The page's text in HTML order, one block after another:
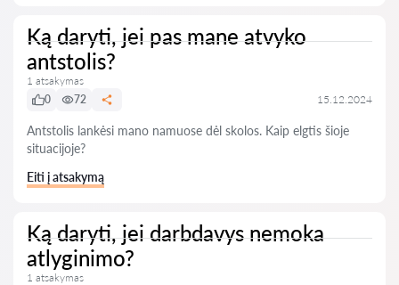
Ką daryti, jei pas mane atvyko
antstolis?
1 atsakymas
0
72 15.12.2024
Antstolis lankėsi mano namuose dėl skolos. Kaip elgtis šioje
situacijoje?
Eiti į atsakymą
Ką daryti, jei darbdavys nemoka
atlyginimo?
1 atsakymas